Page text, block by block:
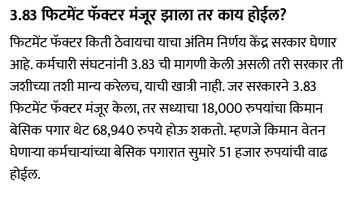
3.83 फिटमेंट फॅक्टर मंजूर झाला तर काय होईल?
फिटमेंट फॅक्टर किती ठेवायचा याचा अंतिम निर्णय केंद्र सरकार घेणार
आहे. कर्मचारी संघटनांनी 3.83 ची मागणी केली असली तरी सरकार ती
जशीच्या तशी मान्य करेलच, याची खात्री नाही. जर सरकारने 3.83
फिटमेंट फॅक्टर मंजूर केला, तर सध्याचा 18,000 रुपयांचा किमान
बेसिक पगार थेट 68,940 रुपये होऊ शकतो. म्हणजे किमान वेतन
घेणाऱ्या कर्मचाऱ्यांच्या बेसिक पगारात सुमारे 51 हजार रुपयांची वाढ
होईल.